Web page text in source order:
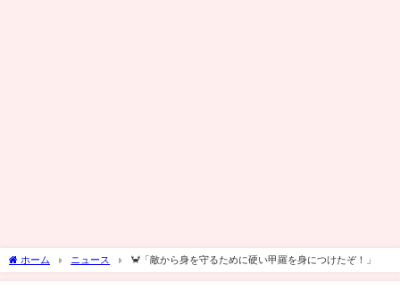
ホーム ニュース 🦀「敵から身を守るために硬い甲羅を身につけたぞ！」